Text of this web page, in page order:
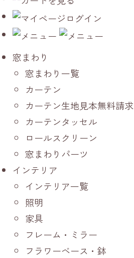
窓まわり
窓まわり一覧
カーテン
カーテン生地見本無料請求
カーテンタッセル
ロールスクリーン
窓まわりパーツ
インテリア
インテリア一覧
照明
家具
フレーム・ミラー
フラワーベース・鉢